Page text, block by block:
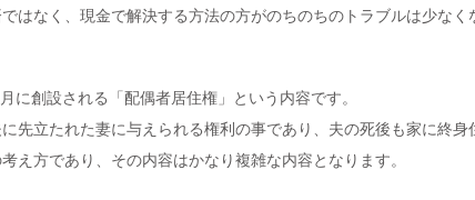
はなく、現金で解決する方法の方がのちのちのトラブルは少なく
に創設される「配偶者居住権」という内容です。
先立たれた妻に与えられる権利の事であり、夫の死後も家に終身
え方であり、その内容はかなり複雑な内容となります。